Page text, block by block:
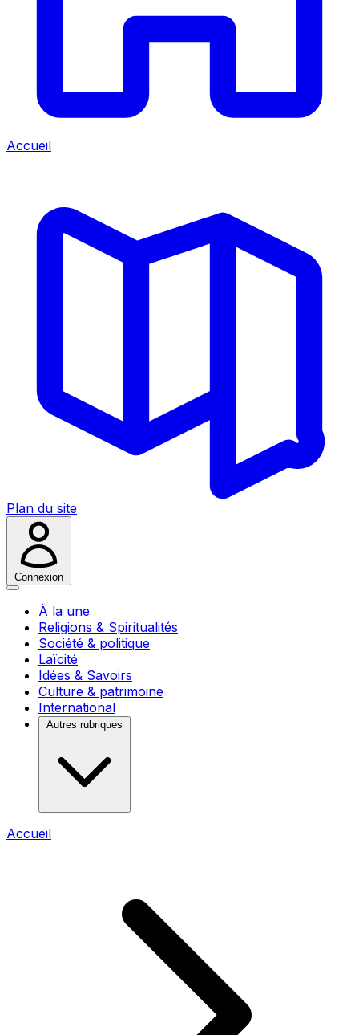
Accueil
Plan du site
Connexion
À la une
Religions & Spiritualités
Société & politique
Laïcité
Idées & Savoirs
Culture & patrimoine
International
Autres rubriques
Accueil